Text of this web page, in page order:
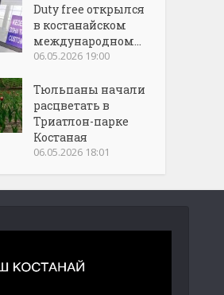
Duty free открылся
в костанайском
международном...
06.05.2026 19:00
Тюльпаны начали
расцветать в
Триатлон-парке
Костаная
06.05.2026 18:01